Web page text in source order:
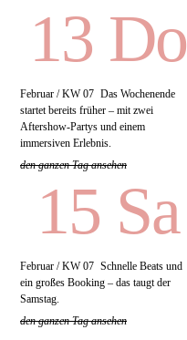
13 Do
Februar / KW 07 Das Wochenende
startet bereits früher – mit zwei
Aftershow-Partys und einem
immersiven Erlebnis.
den ganzen Tag ansehen
15 Sa
Februar / KW 07 Schnelle Beats und
ein großes Booking – das taugt der
Samstag.
den ganzen Tag ansehen